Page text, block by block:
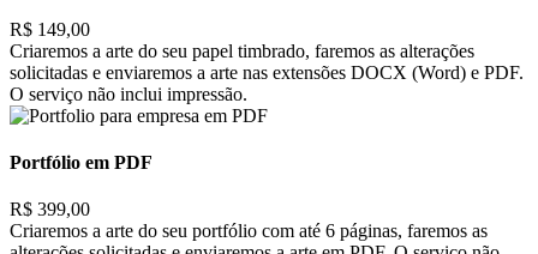
R$ 149,00
Criaremos a arte do seu papel timbrado, faremos as alterações
solicitadas e enviaremos a arte nas extensões DOCX (Word) e PDF.
O serviço não inclui impressão.
Portfólio em PDF
R$ 399,00
Criaremos a arte do seu portfólio com até 6 páginas, faremos as